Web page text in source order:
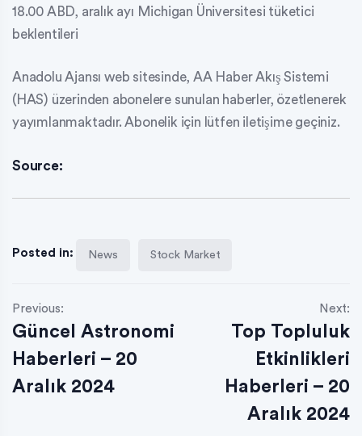
18.00 ABD, aralık ayı Michigan Üniversitesi tüketici
beklentileri
Anadolu Ajansı web sitesinde, AA Haber Akış Sistemi
(HAS) üzerinden abonelere sunulan haberler, özetlenerek
yayımlanmaktadır. Abonelik için lütfen iletişime geçiniz.
Source:
Posted in: News Stock Market
Previous:
Güncel Astronomi
Haberleri – 20
Aralık 2024
Next:
Top Topluluk
Etkinlikleri
Haberleri – 20
Aralık 2024